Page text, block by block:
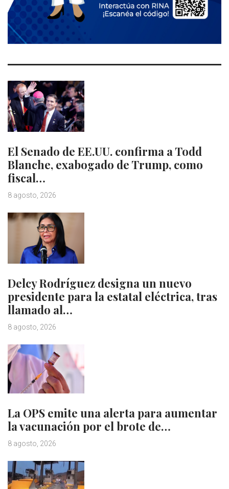
El Senado de EE.UU. confirma a Todd
Blanche, exabogado de Trump, como
fiscal…
8 agosto, 2026
Delcy Rodríguez designa un nuevo
presidente para la estatal eléctrica, tras
llamado al…
8 agosto, 2026
La OPS emite una alerta para aumentar
la vacunación por el brote de…
8 agosto, 2026